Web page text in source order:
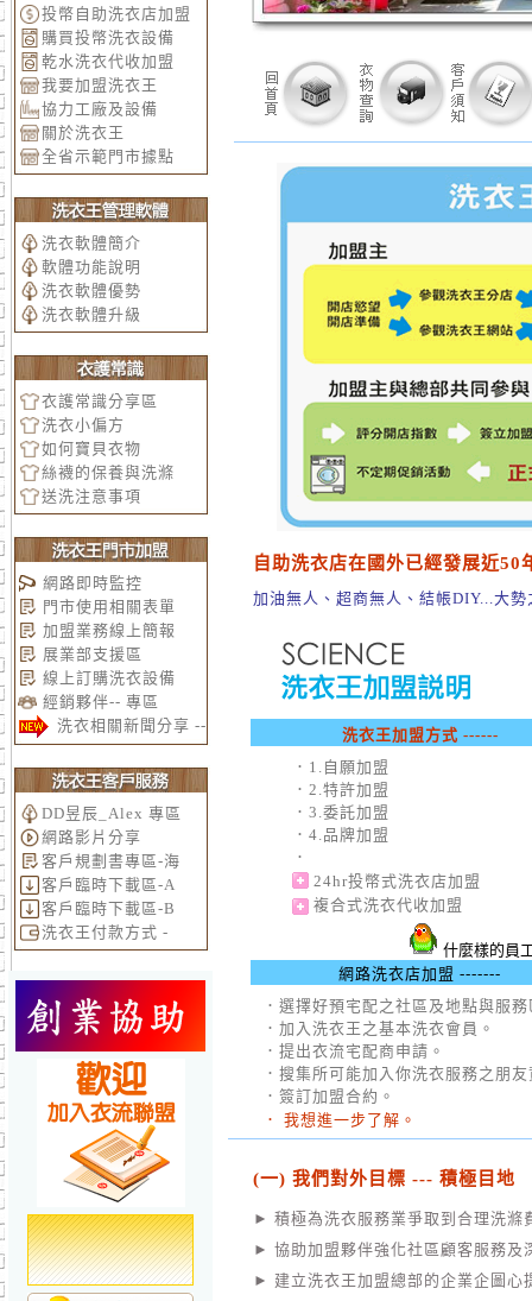
投幣自助洗衣店加盟
購買投幣洗衣設備
乾水洗衣代收加盟
我要加盟洗衣王
協力工廠及設備
關於洗衣王
全省示範門市據點
洗衣軟體簡介
軟體功能說明
洗衣軟體優勢
洗衣軟體升級
衣護常識分享區
洗衣小偏方
如何寶貝衣物
絲襪的保養與洗滌
送洗注意事項
網路即時監控
門市使用相關表單
加盟業務線上簡報
展業部支援區
線上訂購洗衣設備
經銷夥伴-- 專區
洗衣相關新聞分享 --
DD昱辰_Alex 專區
網路影片分享
客戶規劃書專區-海
客戶臨時下載區-A
客戶臨時下載區-B
洗衣王付款方式 -
自助洗衣店在國外已經發展近
加油無人、超商無人、結帳DIY...大
洗衣王加盟方式 ------
．1.自願加盟
．2.特許加盟
．3.委託加盟
．4.品牌加盟
．
24hr投幣式洗衣店加盟
複合式洗衣代收加盟
什麼樣的員
網路洗衣店加盟 -------
．選擇好預宅配之社區及地點與服
．加入洗衣王之基本洗衣會員。
．提出衣流宅配商申請。
．搜集所可能加入你洗衣服務之朋
．簽訂加盟合約。
． 我想進一步了解。
(一) 我們對外目標 --- 積極目地
► 積極為洗衣服務業爭取到合理洗滌
► 協助加盟夥伴強化社區顧客服務及
► 建立洗衣王加盟總部的企業企圖心